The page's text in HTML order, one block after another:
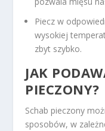
Piecz w
wysokiej
zbyt szybko.
JAK
PIECZONY?
Schab pieczony
sposobów, w